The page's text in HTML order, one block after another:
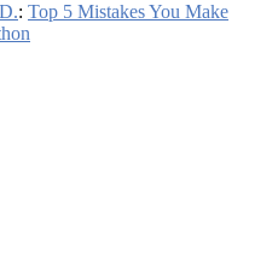
: Top 5 Mistakes You Make